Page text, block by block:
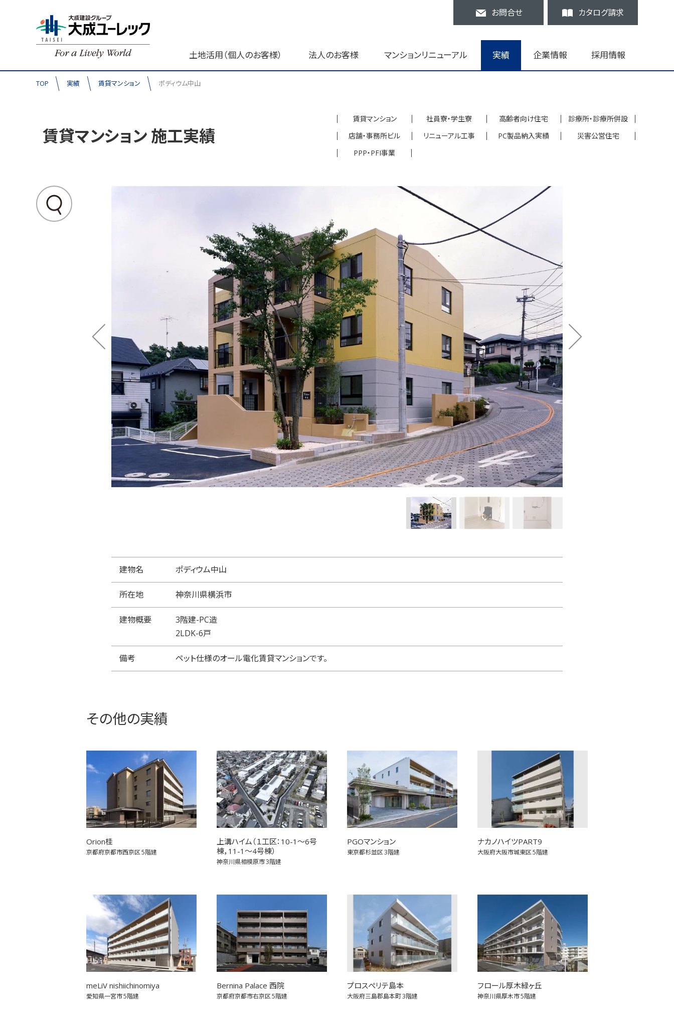
お問合せ カタログ請求
土地活用（個人のお客様） 法人のお客様 マンションリニューアル 実績 企業情報 採用情報
TOP 実績 賃貸マンション ポディウム中山
賃貸マンション 社員寮・学生寮 高齢者向け住宅
診療所・診療所併設
店舗・事務所ビル
リニューアル工事 PC製品納入実績
災害公営住宅
PPP・PFI事業
賃貸マンション 施工実績
建物名 ポディウム中山
所在地 神奈川県横浜市
建物概要
3階建-PC造
2LDK-6戸
備考 ペット仕様のオール電化賃貸マンションです。
その他の実績
Orion桂
京都府京都市西京区5階建
上溝ハイム（１工区：10-1～6号
棟，11-1～4号棟）
神奈川県相模原市3階建
PGOマンション
東京都杉並区3階建
ナカノハイツPART9
大阪府大阪市城東区5階建
meLiV nishiichinomiya
愛知県一宮市5階建
Bernina Palace 西院
京都府京都市右京区5階建
プロスぺリテ島本
大阪府三島郡島本町3階建
フロール厚木緑ヶ丘
神奈川県厚木市5階建